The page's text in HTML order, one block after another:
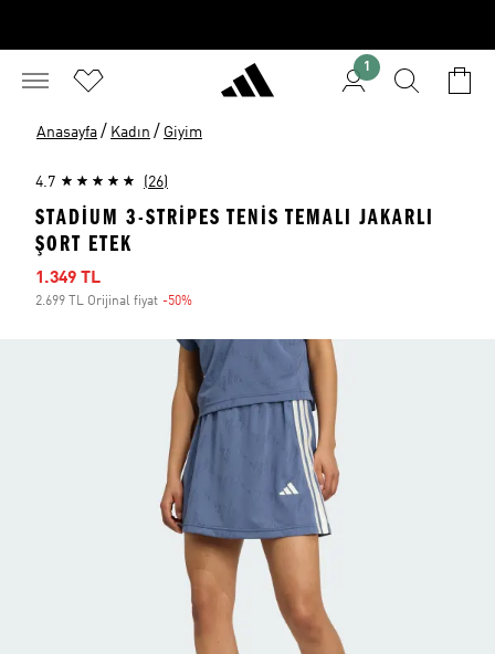
1
Anasayfa / Kadın / Giyim
4.7 (26)
STADIUM 3-STRIPES TENIS TEMALI JAKARLI
ŞORT ETEK
İndirimli fiyat
1.349 TL
2.699 TL Orijinal fiyat -50%